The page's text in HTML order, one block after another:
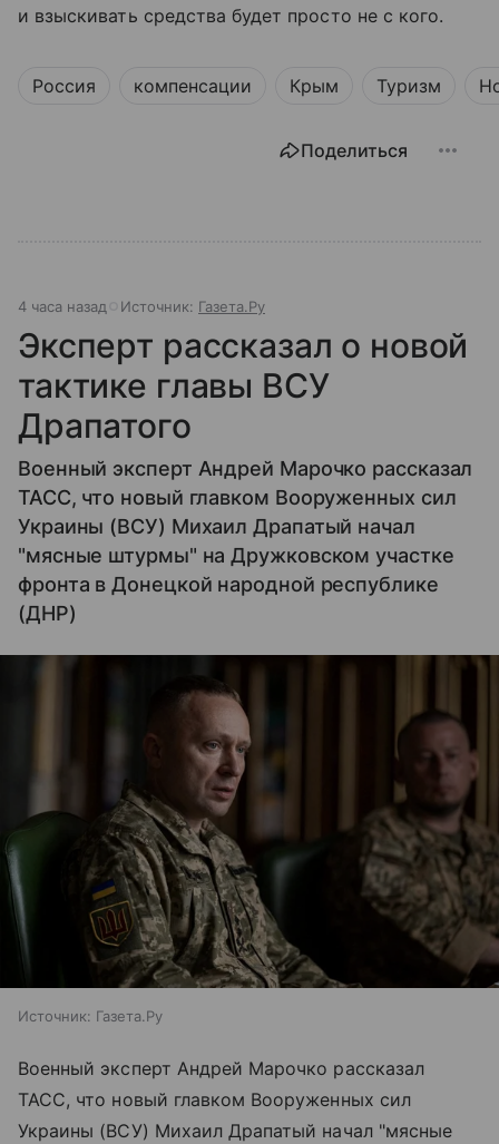
и взыскивать средства будет просто не с кого.
Россия компенсации Крым Туризм
Поделиться
4 часа назад Источник: Газета.Ру
Эксперт рассказал о новой
тактике главы ВСУ
Драпатого
Военный эксперт Андрей Марочко рассказал
ТАСС, что новый главком Вооруженных сил
Украины (ВСУ) Михаил Драпатый начал
"мясные штурмы" на Дружковском участке
фронта в Донецкой народной республике
(ДНР)
Источник: Газета.Ру
Военный эксперт Андрей Марочко рассказал
ТАСС, что новый главком Вооруженных сил
Украины (ВСУ) Михаил Драпатый начал "мясные